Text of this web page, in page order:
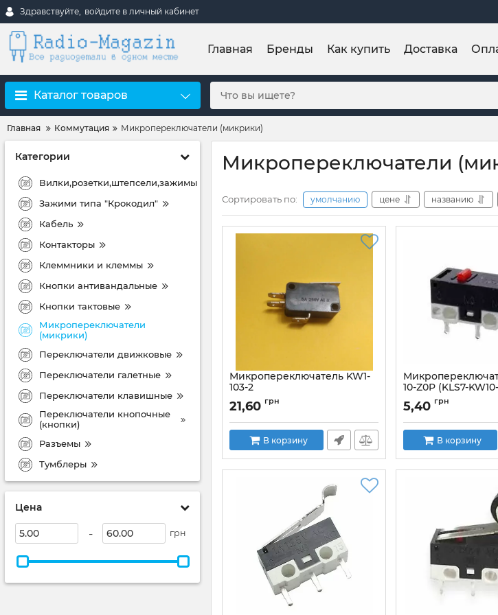
Здравствуйте, войдите в личный кабинет
Главная Бренды Как купить Доставка
Каталог товаров
Главная Коммутация Микропереключатели (микрики)
Категории
Вилки,розетки,штепсели,зажимы
Зажими типа "Крокодил"
Кабель
Контакторы
Клеммники и клеммы
Кнопки антивандальные
Кнопки тактовые
Микропереключатели
(микрики)
Переключатели движковые
Переключатели галетные
Переключатели клавишные
Переключатели кнопочные
(кнопки)
Разъемы
Тумблеры
Цена
- грн
Микропереключатели
Сортировать по: умолчанию цене названию
Микропереключатель KW1-
103-2
Артикул: KW1-103-2
21,60 грн
В корзину
10-Z0P (KLS7-
микрик
Артикул:
5,40 грн
В корзину